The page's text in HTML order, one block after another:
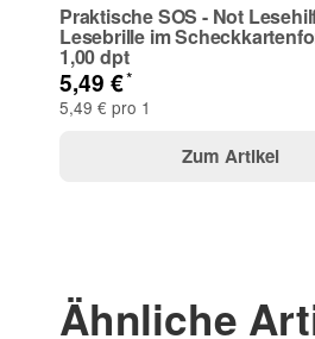
Bitte beachten Sie unsere
Praktische SOS - Not
Lesebrille im
1,00 dpt
5,49 €*
5,49 € pro 1
Zum Artikel
Ähnliche